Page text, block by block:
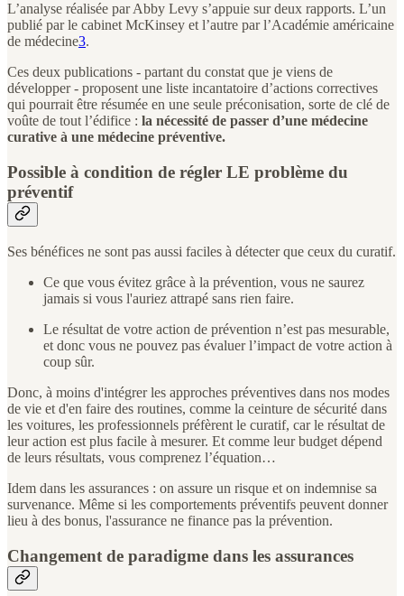
L’analyse réalisée par Abby Levy s’appuie sur deux rapports. L’un
publié par le cabinet McKinsey et l’autre par l’Académie américaine
de médecine3.
Ces deux publications - partant du constat que je viens de
développer - proposent une liste incantatoire d’actions correctives
qui pourrait être résumée en une seule préconisation, sorte de clé de
voûte de tout l’édifice : la nécessité de passer d’une médecine
curative à une médecine préventive.
Possible à condition de régler LE problème du
préventif
Ses bénéfices ne sont pas aussi faciles à détecter que ceux du curatif.
Ce que vous évitez grâce à la prévention, vous ne saurez
jamais si vous l'auriez attrapé sans rien faire.
Le résultat de votre action de prévention n’est pas mesurable,
et donc vous ne pouvez pas évaluer l’impact de votre action à
coup sûr.
Donc, à moins d'intégrer les approches préventives dans nos modes
de vie et d'en faire des routines, comme la ceinture de sécurité dans
les voitures, les professionnels préfèrent le curatif, car le résultat de
leur action est plus facile à mesurer. Et comme leur budget dépend
de leurs résultats, vous comprenez l’équation…
Idem dans les assurances : on assure un risque et on indemnise sa
survenance. Même si les comportements préventifs peuvent donner
lieu à des bonus, l'assurance ne finance pas la prévention.
Changement de paradigme dans les assurances